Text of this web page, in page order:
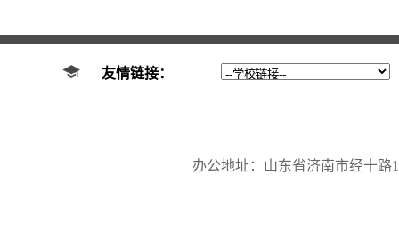
友情链接：
办公地址：山东省济南市经十路